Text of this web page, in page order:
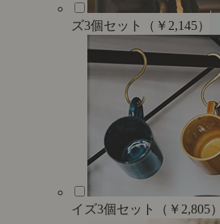
ズ3個セット（￥2,145）
イズ3個セット（￥2,805）